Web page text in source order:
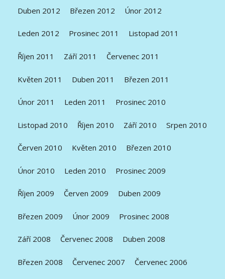
Duben 2012 Březen 2012 Únor 2012
Leden 2012 Prosinec 2011 Listopad 2011
Říjen 2011 Září 2011 Červenec 2011
Květen 2011 Duben 2011 Březen 2011
Únor 2011 Leden 2011 Prosinec 2010
Listopad 2010 Říjen 2010 Září 2010 Srpen 2010
Červen 2010 Květen 2010 Březen 2010
Únor 2010 Leden 2010 Prosinec 2009
Říjen 2009 Červen 2009 Duben 2009
Březen 2009 Únor 2009 Prosinec 2008
Září 2008 Červenec 2008 Duben 2008
Březen 2008 Červenec 2007 Červenec 2006